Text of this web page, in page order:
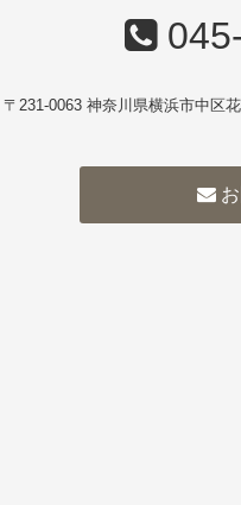
〒231-0063 神奈川県横浜市中区